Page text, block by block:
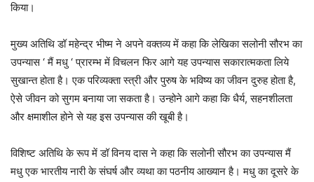
किया।
मुख्य अतिथि डॉ महेन्द्र भीष्म ने अपने वक्तव्य में कहा कि लेखिका सलोनी सौरभ का
उपन्यास ‘ मैं मधु ‘ प्रारम्भ में विचलन फिर आगे यह उपन्यास सकारात्मकता लिये
सुखान्त होता है। एक परिव्यक्ता स्त्री और पुरुष के भविष्य का जीवन दुरुह होता है,
ऐसे जीवन को सुगम बनाया जा सकता है। उन्होने आगे कहा कि धैर्य, सहनशीलता
और क्षमाशील होने से यह इस उपन्यास की खूबी है।
विशिष्ट अतिथि के रूप में डॉ विनय दास ने कहा कि सलोनी सौरभ का उपन्यास मैं
मधु एक भारतीय नारी के संघर्ष और व्यथा का पठनीय आख्यान है। मधु का दूसरे के